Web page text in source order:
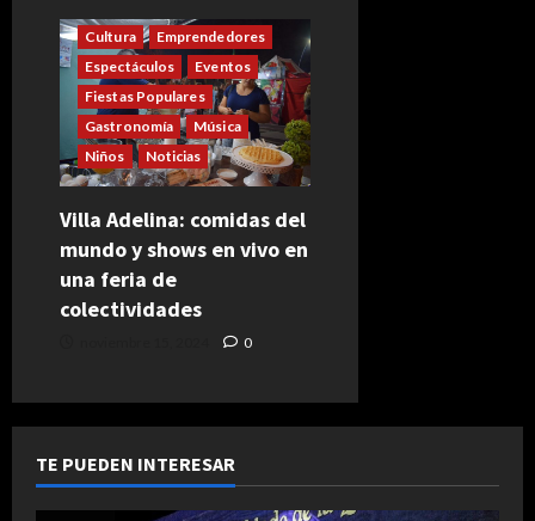
Cultura
Emprendedores
Espectáculos
Eventos
Fiestas Populares
Gastronomía
Música
Niños
Noticias
Villa Adelina: comidas del
mundo y shows en vivo en
una feria de
colectividades
0
TE PUEDEN INTERESAR